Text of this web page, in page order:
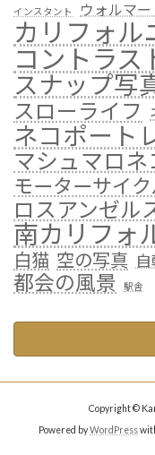
インスタント ウォルマー
カリフォル
コントラス
スナップ写
スローライフ
ネコポート
マシュマロネ
モーターサイク
ロスアンゼル
南カリフォ
白猫 空の写真
都会の風景 駅舎
Copyright ©
Powered byWordPress